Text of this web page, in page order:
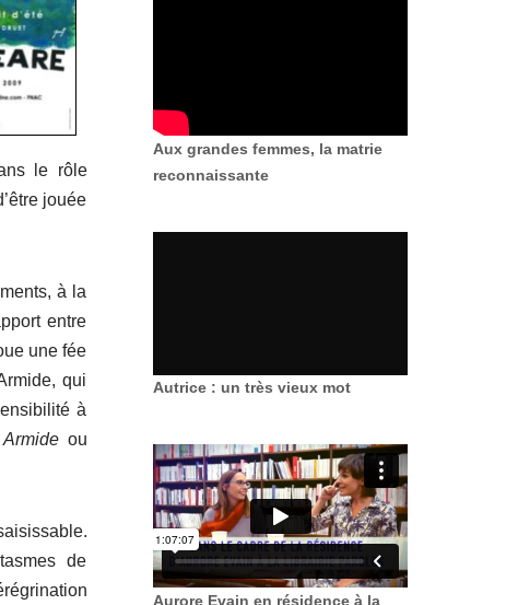
le rôle
jouée
à la
entre
une fée
qui
à
ou
de
Aux grandes femmes, la matrie
reconnaissante
Autrice : un très vieux mot
Aurore Evain en résidence à la